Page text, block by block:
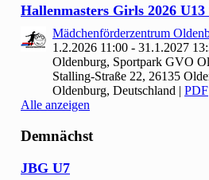
Hallenmasters Girls 2026 U
Mädchenförderzentrum
1.2.2026 11:00 - 31.1.2027
Oldenburg, Sportpark GVO
Stalling-Straße 22, 26135
Oldenburg, Deutschland
PDF
Alle anzeigen
Demnächst
JBG U7